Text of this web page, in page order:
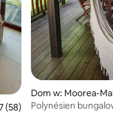
ocena: 4,97 na 5, liczba
(58)
Dom w: Moorea-
Polynésien